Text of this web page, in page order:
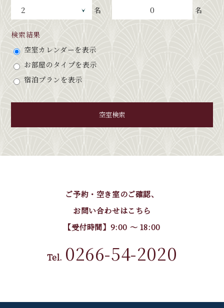
名
0 名
検索結果
空室カレンダーを表示
お部屋のタイプを表示
宿泊プランを表示
空室検索
ご予約・空き室のご確認、
お問い合わせはこちら
【受付時間】9:00 〜 18:00
Tel. 0266-54-2020